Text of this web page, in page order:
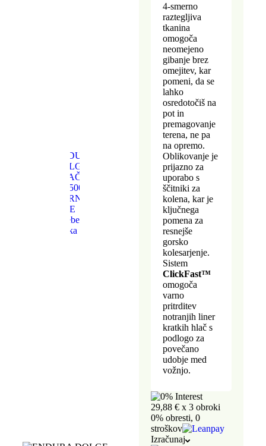
4-smerno
raztegljiva
tkanina
omogoča
neomejeno
gibanje brez
omejitev, kar
pomeni, da se
lahko
osredotočiš na
pot in
premagovanje
terena, ne pa
na opremo.
Oblikovanje je
prijazno za
uporabo s
ščitniki za
kolena, kar je
ključnega
pomena za
resnejše
gorsko
kolesarjenje.
Sistem
ClickFast™
omogoča
varno
pritrditev
notranjih liner
kratkih hlač s
podlogo za
povečano
udobje med
vožnjo.
29,88 € x 3 obroki
0% obresti, 0
stroškov
Izračunaj